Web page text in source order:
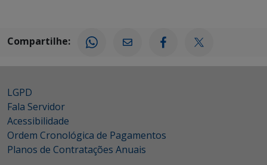
Compartilhe:
LGPD
Fala Servidor
Acessibilidade
Ordem Cronológica de Pagamentos
Planos de Contratações Anuais